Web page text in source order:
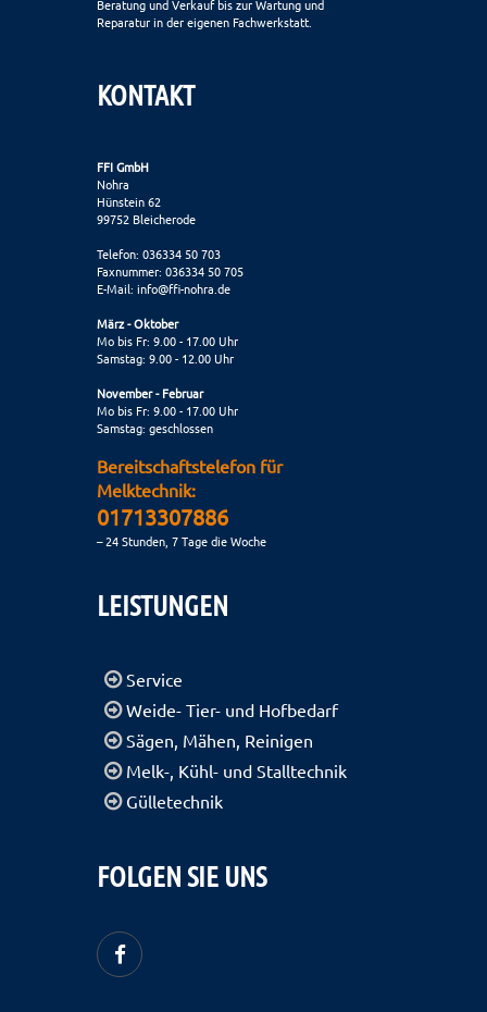
Beratung und Verkauf bis zur Wartung und
Reparatur in der eigenen Fachwerkstatt.
KONTAKT
FFI GmbH
Nohra
Hünstein 62
99752 Bleicherode
Telefon: 036334 50 703
Faxnummer: 036334 50 705
E-Mail: info@ffi-nohra.de
März - Oktober
Mo bis Fr: 9.00 - 17.00 Uhr
Samstag: 9.00 - 12.00 Uhr
November - Februar
Mo bis Fr: 9.00 - 17.00 Uhr
Samstag: geschlossen
Bereitschaftstelefon für
Melktechnik:
01713307886
– 24 Stunden, 7 Tage die Woche
LEISTUNGEN
Service
Weide- Tier- und Hofbedarf
Sägen, Mähen, Reinigen
Melk-, Kühl- und Stalltechnik
Gülletechnik
FOLGEN SIE UNS